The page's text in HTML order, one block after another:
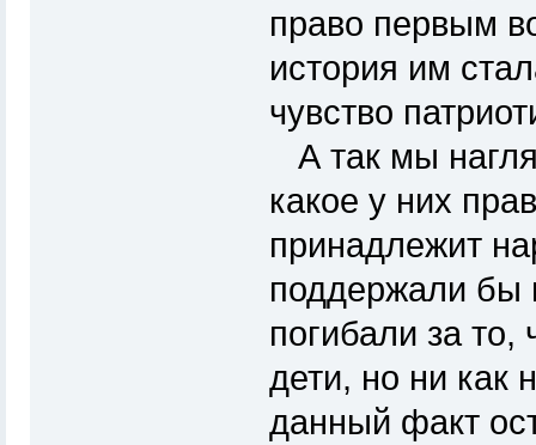
право первым
история им
чувство
А так мы
какое у них
принадлежит
поддержали бы
погибали за
дети, но ни
данный факт